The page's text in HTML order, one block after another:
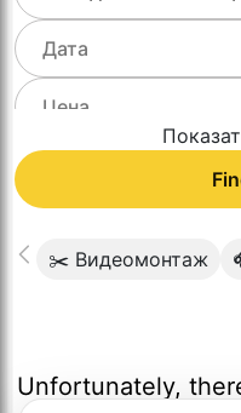
✂️ Видеомонтаж
Unfortunately,